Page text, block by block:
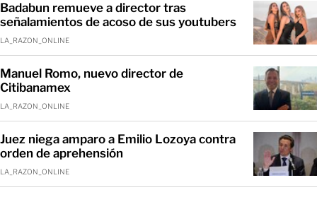
Badabun remueve a director tras
señalamientos de acoso de sus youtubers
LA_RAZON_ONLINE
Manuel Romo, nuevo director de
Citibanamex
LA_RAZON_ONLINE
Juez niega amparo a Emilio Lozoya contra
orden de aprehensión
LA_RAZON_ONLINE